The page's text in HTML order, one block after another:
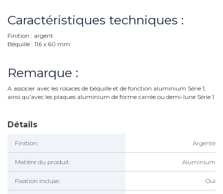
Caractéristiques techniques :
Finition : argent
Béquille : 116 x 60 mm
Remarque :
A associer avec les rosaces de béquille et de fonction aluminium Série 1,
ainsi qu'avec les plaques aluminium de forme carrée ou demi-lune Série 1
Détails
Finition: Argenté
Matière du produit: Aluminium
Fixation incluse: Oui